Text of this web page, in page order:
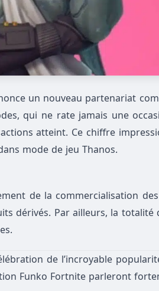
un nouveau partenariat
qui ne rate jamais une
atteint. Ce chiffre
mode de jeu Thanos.
de la commercialisation
dérivés. Par ailleurs, la totalité
de l’incroyable
Funko Fortnite parleront